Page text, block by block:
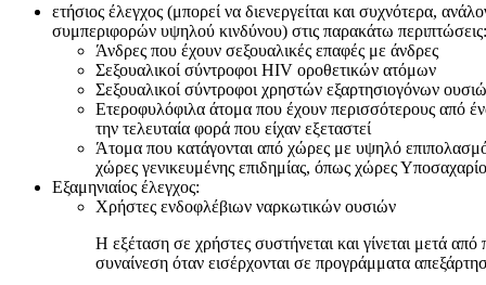
ετήσιος έλεγχος (μπορεί να διενεργείται και συχνότερα,
συμπεριφορών υψηλού κινδύνου) στις παρακάτω περιπτώσεις:
Άνδρες που έχουν σεξουαλικές επαφές με άνδρες
Σεξουαλικοί σύντροφοι HIV οροθετικών ατόμων
Σεξουαλικοί σύντροφοι χρηστών εξαρτησιογόνων
Ετεροφυλόφιλα άτομα που έχουν περισσότερους από
την τελευταία φορά που είχαν εξεταστεί
Άτομα που κατάγονται από χώρες με υψηλό
χώρες γενικευμένης επιδημίας, όπως χώρες
Εξαμηνιαίος έλεγχος:
Χρήστες ενδοφλέβιων ναρκωτικών ουσιών
Η εξέταση σε χρήστες συστήνεται και γίνεται μετά
συναίνεση όταν εισέρχονται σε προγράμματα